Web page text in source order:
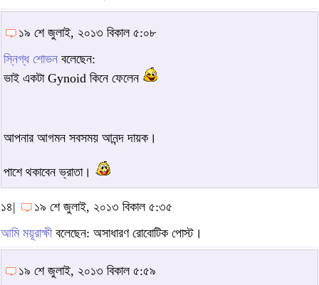
১৯ শে জুলাই, ২০১৩ বিকাল ৫:০৮
স্নিগ্ধ শোভন বলেছেন:
ভাই একটা Gynoid কিনে ফেলেন
আপনার আগমন সবসময় আনন্দ দায়ক।
পাশে থকাবেন ভ্রাতা।
১৪|
১৯ শে জুলাই, ২০১৩ বিকাল ৫:৩৫
আমি ময়ূরাক্ষীবলেছেন: অসাধারণ রোবোটিক পোস্ট।
১৯ শে জুলাই, ২০১৩ বিকাল ৫:৫৯